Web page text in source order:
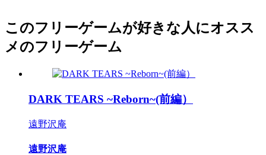
このフリーゲームが好きな人にオスス
メのフリーゲーム
DARK TEARS ~Reborn~(前編）
遠野沢庵
遠野沢庵